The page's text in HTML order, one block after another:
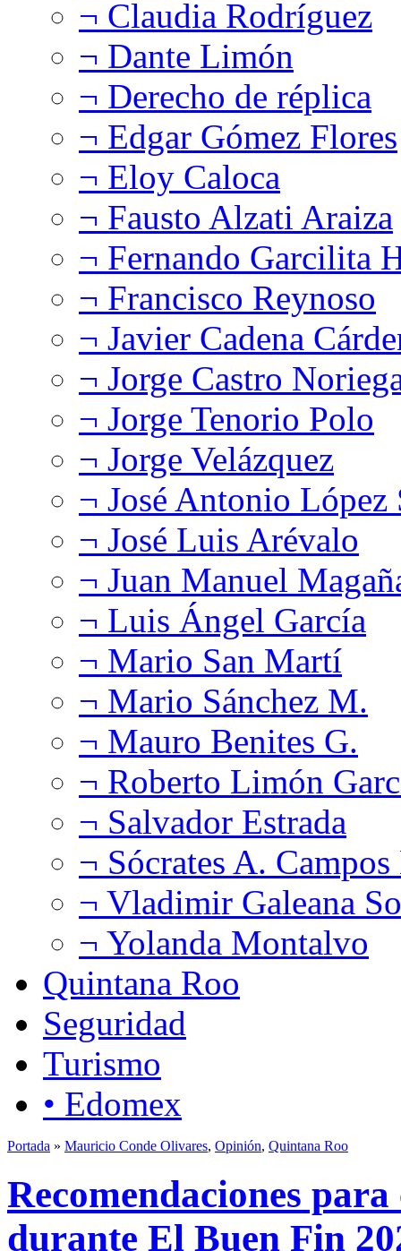
¬ Claudia Rodríguez
¬ Dante Limón
¬ Derecho de réplica
¬ Edgar Gómez Flores
¬ Eloy Caloca
¬ Fausto Alzati Araiza
¬ Fernando Garcilita
¬ Francisco Reynoso
¬ Javier Cadena
¬ Jorge Castro
¬ Jorge Tenorio Polo
¬ Jorge Velázquez
¬ José Antonio López
¬ José Luis Arévalo
¬ Juan Manuel
¬ Luis Ángel García
¬ Mario San Martí
¬ Mario Sánchez M.
¬ Mauro Benites G.
¬ Roberto Limón
¬ Salvador Estrada
¬ Sócrates A.
¬ Vladimir Galeana
¬ Yolanda Montalvo
Quintana Roo
Seguridad
Turismo
• Edomex
Portada » Mauricio Conde Olivares, Opinión, Quintana Roo
Recomendaciones
durante El Buen Fin